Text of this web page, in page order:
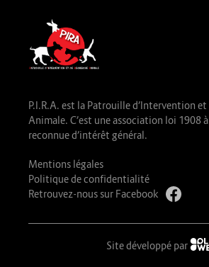
P.I.R.A. est la Patrouille d’Intervention et
Animale. C’est une association loi 1908
reconnue d’intérêt général.
Mentions légales
Politique de confidentialité
Retrouvez-nous sur Facebook
Site développé par